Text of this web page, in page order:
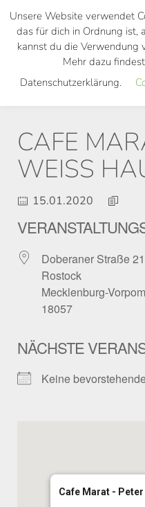
Skip
main
CAFE
WEISS
15.01.2020
Doberaner Straße 21
Rostock
Mecklenburg-
18057
NÄCHSTE
Keine
Cafe Marat - Peter
Unsere Website verwendet
das für dich in Ordnung ist,
kannst du die Verwendung
Mehr dazu
Datenschutzerklärung.